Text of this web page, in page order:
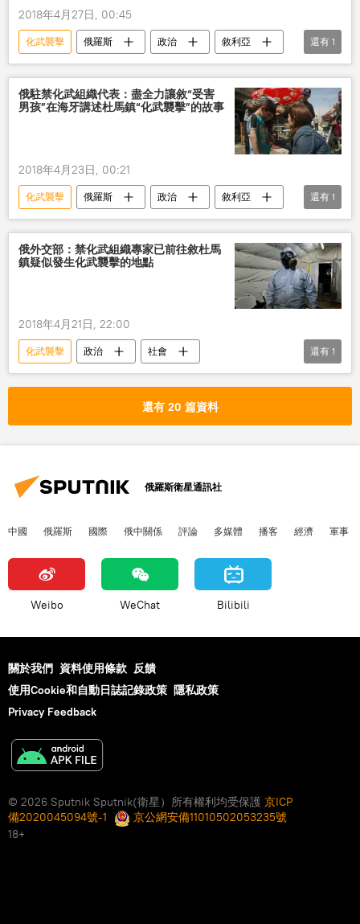
2018年4月27日, 00:45
化武襲擊 俄羅斯 政治
敘利亞
禁止化學武器組織
還有 1
俄駐禁化武組織代表：盡全力讓敘“受害
男孩”在海牙講述杜馬鎮“化武襲擊”的故事
2018年4月23日, 00:21
化武襲擊 俄羅斯 政治
敘利亞
禁止化學武器組織
還有 1
俄外交部：禁化武組織專家已前往敘杜馬
鎮疑似發生化武襲擊的地點
2018年4月21日, 22:00
化武襲擊 政治
社會
禁止化學武器組織
還有 1
還有 20 篇資料
俄羅斯衛星通訊社
中國 俄羅斯 國際 俄中關係 評論 多媒體 播客 經濟 軍事
Weibo WeChat Bilibili
關於我們 資料使用條款 反饋
使用Cookie和自動日誌記錄政策 隱私政策
Privacy Feedback
© 2026 Sputnik Sputnik(衛星）所有權利均受保護 京ICP
備2020045094號-1
京公網安備11010502053235號
18+